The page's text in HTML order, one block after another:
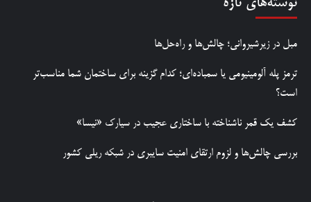
نوشته‌های تازه
مبل در زیرشیروانی؛ چالش‌ها و راه‌حل‌ها
ترمز پله آلومینیومی یا سمباده‌ای؛ کدام گزینه برای ساختمان شما مناسب‌تر
است؟
کشف یک قمر ناشناخته با ساختاری عجیب در سیارک «نیسا»
بررسی چالش‌ها و لزوم ارتقای امنیت سایبری در شبکه ریلی کشور